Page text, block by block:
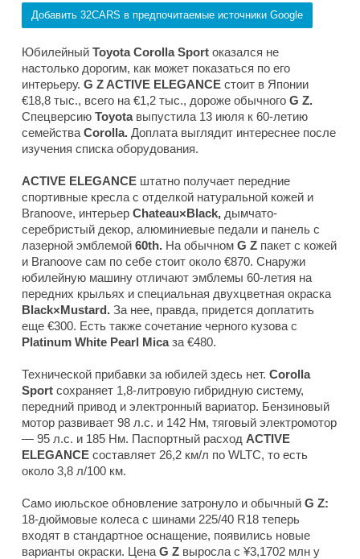
Добавить 32CARS в предпочитаемые источники Google
Юбилейный Toyota Corolla Sport оказался не
настолько дорогим, как может показаться по его
интерьеру. G Z ACTIVE ELEGANCE стоит в Японии
€18,8 тыс., всего на €1,2 тыс., дороже обычного G Z.
Спецверсию Toyotaвыпустила 13 июля к 60-летию
семейства Corolla. Доплата выглядит интереснее после
изучения списка оборудования.
ACTIVE ELEGANCE штатно получает передние
спортивные кресла с отделкой натуральной кожей и
Branoove, интерьер Chateau×Black, дымчато-
серебристый декор, алюминиевые педали и панель с
лазерной эмблемой 60th. На обычном G Z пакет с кожей
и Branoove сам по себе стоит около €870. Снаружи
юбилейную машину отличают эмблемы 60-летия на
передних крыльях и специальная двухцветная окраска
Black×Mustard. За нее, правда, придется доплатить
еще €300. Есть также сочетание черного кузова с
Platinum White Pearl Micaза €480.
Технической прибавки за юбилей здесь нет. Corolla
Sport сохраняет 1,8-литровую гибридную систему,
передний привод и электронный вариатор. Бензиновый
мотор развивает 98 л.с. и 142 Нм, тяговый электромотор
— 95 л.с. и 185 Нм. Паспортный расход ACTIVE
ELEGANCE составляет 26,2 км/л по WLTC, то есть
около 3,8 л/100 км.
Само июльское обновление затронуло и обычный G Z:
18-дюймовые колеса с шинами 225/40 R18 теперь
входят в стандартное оснащение, появились новые
варианты окраски. Цена G Z выросла с ¥3,1702 млн у